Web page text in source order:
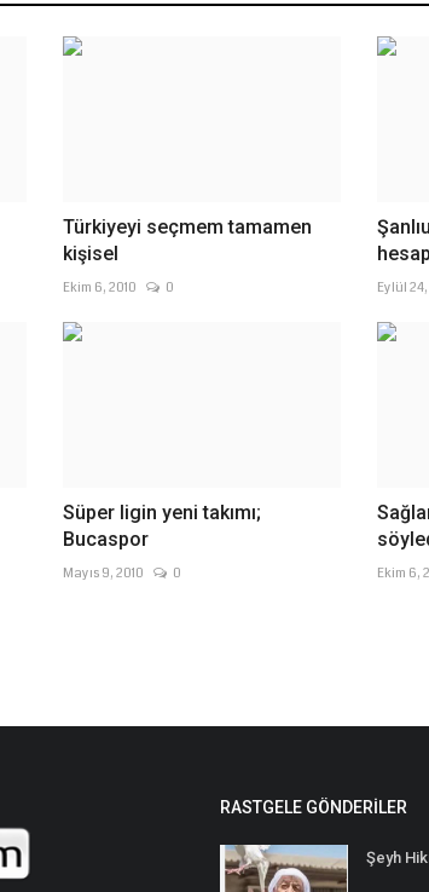
Türkiyeyi seçmem tamamen
kişisel
Ekim 6, 2010 0 Eylül 24,
Süper ligin yeni takımı;
Bucaspor
Mayıs 9, 2010 0 Ekim 6,
RASTGELE GÖNDERILER
Şeyh